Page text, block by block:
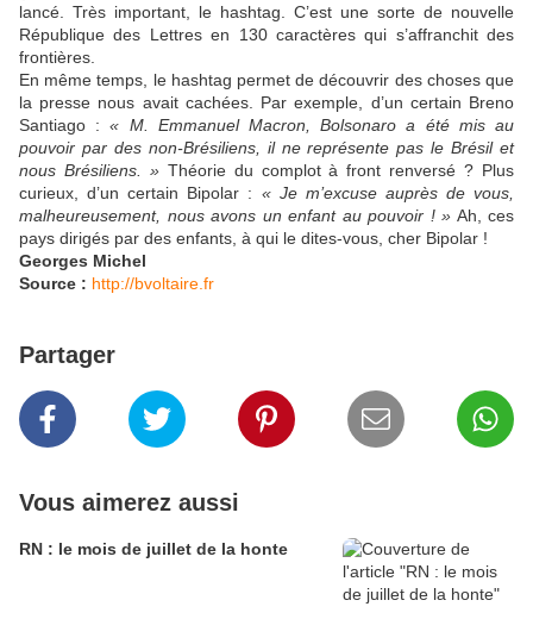
lancé. Très important, le hashtag. C’est une sorte de nouvelle
République des Lettres en 130 caractères qui s’affranchit des
frontières.
En même temps, le hashtag permet de découvrir des choses que
la presse nous avait cachées. Par exemple, d’un certain Breno
Santiago :« M. Emmanuel Macron, Bolsonaro a été mis au
pouvoir par des non-Brésiliens, il ne représente pas le Brésil et
nous Brésiliens. »Théorie du complot à front renversé ? Plus
curieux, d’un certain Bipolar : « Je m’excuse auprès de vous,
malheureusement, nous avons un enfant au pouvoir ! » Ah, ces
pays dirigés par des enfants, à qui le dites-vous, cher Bipolar !
Georges Michel
Source : http://bvoltaire.fr
Partager
Vous aimerez aussi
RN : le mois de juillet de la honte